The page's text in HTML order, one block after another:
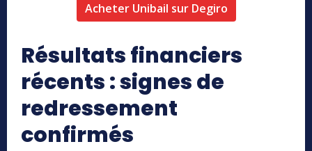
Acheter Unibail sur Degiro
Résultats financiers
récents : signes de
redressement
confirmés